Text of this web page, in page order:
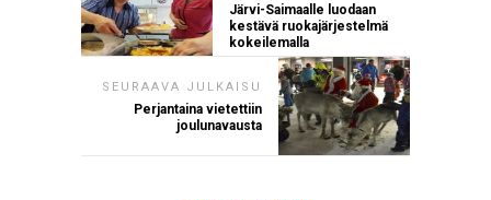
Järvi-Saimaalle luodaan
kestävä ruokajärjestelmä
kokeilemalla
SEURAAVA JULKAISU
Perjantaina vietettiin
joulunavausta